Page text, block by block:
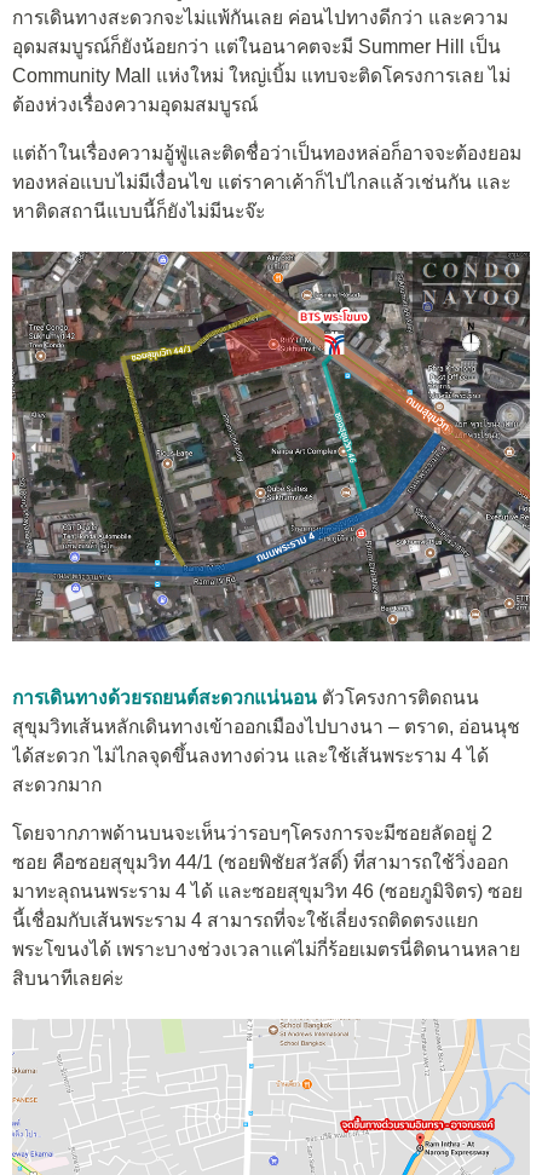
การเดินทางสะดวกจะไม่แพ้กันเลย ค่อนไปทางดีกว่า และความ
อุดมสมบูรณ์ก็ยังน้อยกว่า แต่ในอนาคตจะมี Summer Hill เป็น
Community Mall แห่งใหม่ ใหญ่เบิ้ม แทบจะติดโครงการเลย ไม่
ต้องห่วงเรื่องความอุดมสมบูรณ์
แต่ถ้าในเรื่องความอู้ฟู่และติดชื่อว่าเป็นทองหล่อก็อาจจะต้องยอม
ทองหล่อแบบไม่มีเงื่อนไข แต่ราคาเค้าก็ไปไกลแล้วเช่นกัน และ
หาติดสถานีแบบนี้ก็ยังไม่มีนะจ๊ะ
การเดินทางด้วยรถยนต์สะดวกแน่นอน ตัวโครงการติดถนน
สุขุมวิทเส้นหลักเดินทางเข้าออกเมืองไปบางนา – ตราด, อ่อนนุช
ได้สะดวก ไม่ไกลจุดขึ้นลงทางด่วน และใช้เส้นพระราม 4 ได้
สะดวกมาก
โดยจากภาพด้านบนจะเห็นว่ารอบๆโครงการจะมีซอยลัดอยู่ 2
ซอย คือซอยสุขุมวิท 44/1 (ซอยพิชัยสวัสดิ์) ที่สามารถใช้วิ่งออก
มาทะลุถนนพระราม 4 ได้ และซอยสุขุมวิท 46 (ซอยภูมิจิตร) ซอย
นี้เชื่อมกับเส้นพระราม 4 สามารถที่จะใช้เลี่ยงรถติดตรงแยก
พระโขนงได้ เพราะบางช่วงเวลาแค่ไม่กี่ร้อยเมตรนี่ติดนานหลาย
สิบนาทีเลยค่ะ